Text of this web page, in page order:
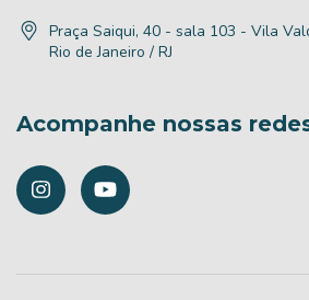
Praça Saiqui, 40 - sala 103 - Vila
Rio de Janeiro / RJ
Acompanhe nossas